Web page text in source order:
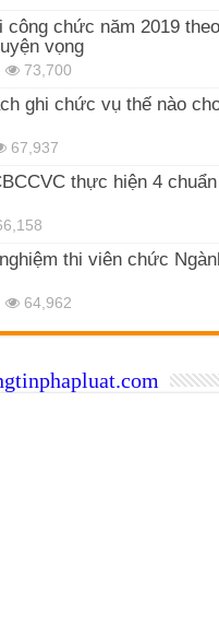
công chức năm 2019
vọng
73,700
ghi chức vụ thế nào
67,937
thực hiện 4
thi viên chức
64,962